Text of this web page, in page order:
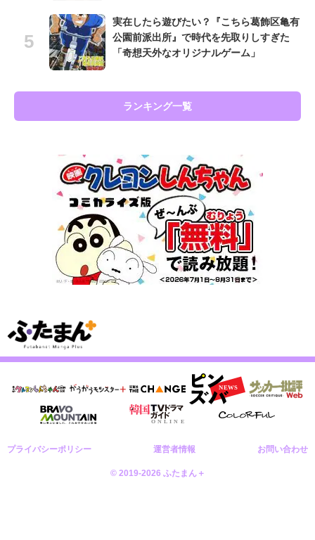
実在したら遊びたい？『こちら葛飾区亀有
公園前派出所』で時代を先取りしすぎた
「奇想天外なオリジナルゲーム」
ランキング一覧
プライバシーポリシー 運営者情報 お問い合わせ
© 2019-2026 ふたまん＋